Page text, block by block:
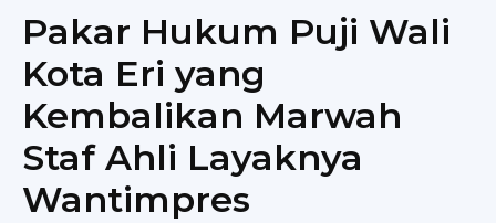
Pakar Hukum Puji Wali
Kota Eri yang
Kembalikan Marwah
Staf Ahli Layaknya
Wantimpres